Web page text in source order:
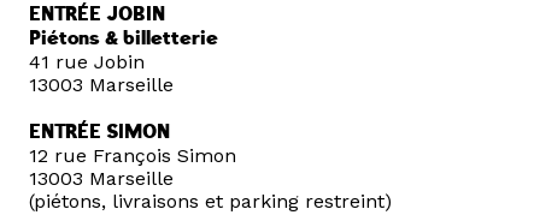
ENTRÉE JOBIN
Piétons & billetterie
41 rue Jobin
13003 Marseille
ENTRÉE SIMON
12 rue François Simon
13003 Marseille
(piétons, livraisons et parking restreint)